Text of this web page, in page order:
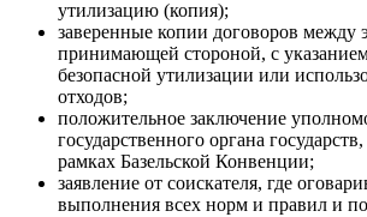
утилизацию (копия);
заверенные копии договоров между
принимающей стороной, с
безопасной утилизации или
отходов;
положительное заключение
государственного органа
рамках Базельской Конвенции;
заявление от соискателя, где
выполнения всех норм и правил и